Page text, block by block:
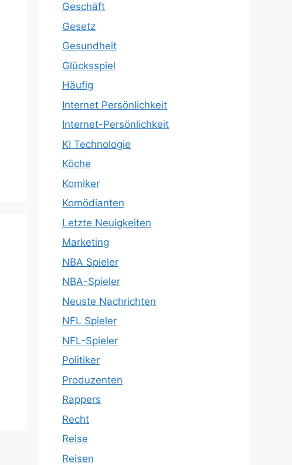
Geschäft
Gesetz
Gesundheit
Glücksspiel
Häufig
Internet Persönlichkeit
Internet-Persönlichkeit
KI Technologie
Köche
Komiker
Komödianten
Letzte Neuigkeiten
Marketing
NBA Spieler
NBA-Spieler
Neuste Nachrichten
NFL Spieler
NFL-Spieler
Politiker
Produzenten
Rappers
Recht
Reise
Reisen